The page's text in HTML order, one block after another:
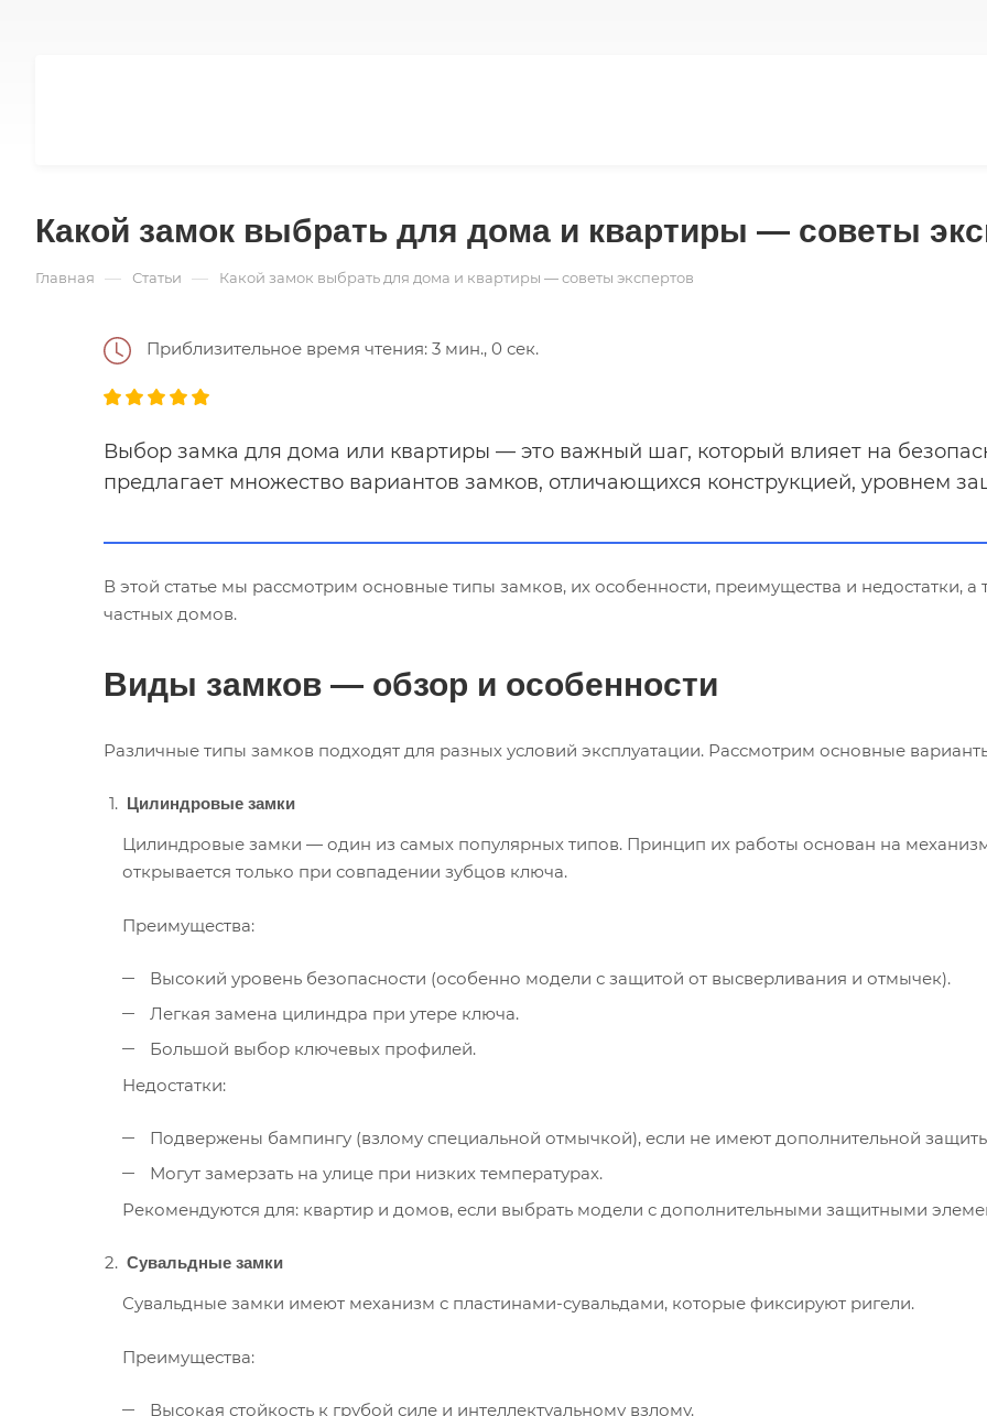
Какой замок выбрать для дома и квартиры — советы
Главная — Статьи — Какой замок выбрать для дома и квартиры — советы экспертов
Приблизительное время чтения: 3 мин., 0 сек.
Выбор замка для дома или квартиры — это важный шаг, который влияет на
предлагает множество вариантов замков, отличающихся конструкцией, уровнем
В этой статье мы рассмотрим основные типы замков, их особенности, преимущества и недостатки,
частных домов.
Виды замков — обзор и особенности
Различные типы замков подходят для разных условий эксплуатации. Рассмотрим основные
Цилиндровые замки
Цилиндровые замки — один из самых популярных типов. Принцип их работы основан на
открывается только при совпадении зубцов ключа.
Преимущества:
Высокий уровень безопасности (особенно модели с защитой от высверливания и отмычек).
Легкая замена цилиндра при утере ключа.
Большой выбор ключевых профилей.
Недостатки:
Подвержены бампингу (взлому специальной отмычкой), если не имеют дополнительной
Могут замерзать на улице при низких температурах.
Рекомендуются для: квартир и домов, если выбрать модели с дополнительными защитными
Сувальдные замки
Сувальдные замки имеют механизм с пластинами-сувальдами, которые фиксируют ригели.
Преимущества:
Высокая стойкость к грубой силе и интеллектуальному взлому.